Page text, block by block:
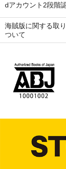
dアカウント2段階
海賊版に関する取
ついて